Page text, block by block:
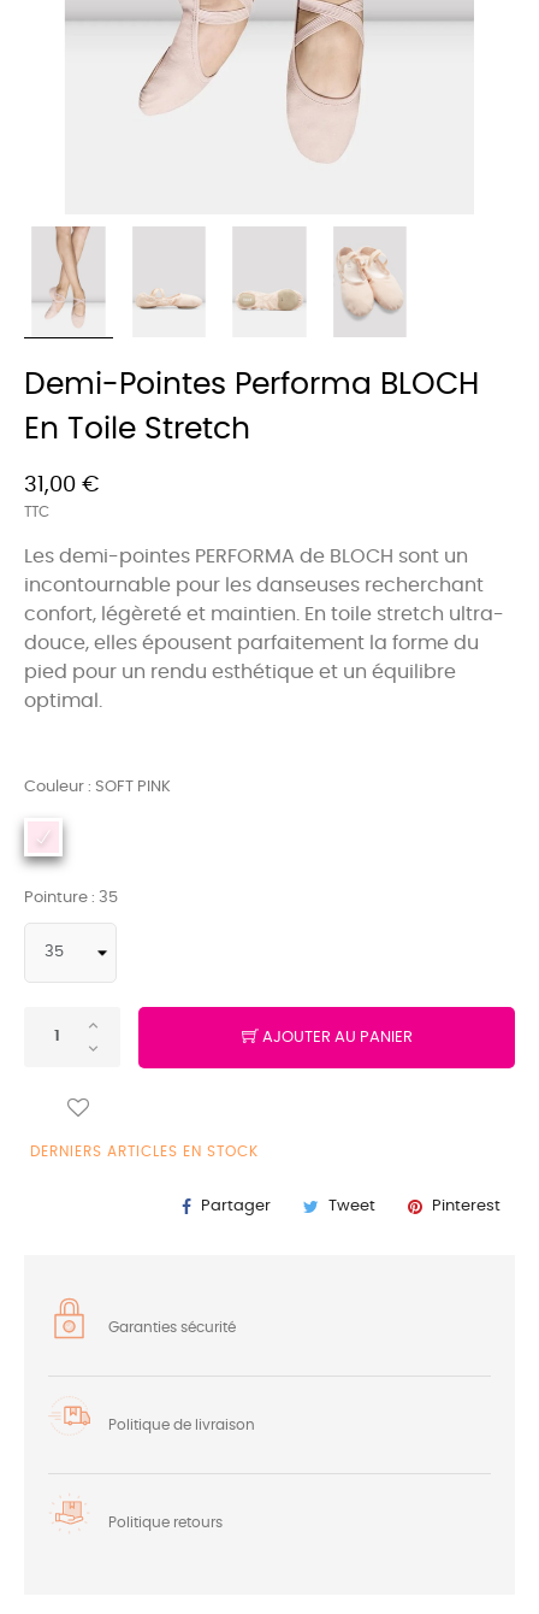
Demi-Pointes Performa BLOCH
En Toile Stretch
31,00 €
TTC
Les demi-pointes PERFORMA de BLOCH sont un
incontournable pour les danseuses recherchant
confort, légèreté et maintien. En toile stretch ultra-
douce, elles épousent parfaitement la forme du
pied pour un rendu esthétique et un équilibre
optimal.
Couleur : SOFT PINK
Pointure : 35
AJOUTER AU PANIER
DERNIERS ARTICLES EN STOCK
Partager Tweet Pinterest
Garanties sécurité
Politique de livraison
Politique retours